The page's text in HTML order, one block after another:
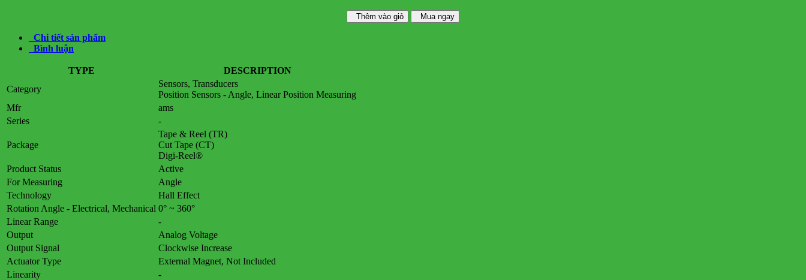
Thêm vào giỏ Mua ngay
Chi tiết sản phẩm
Bình luận
TYPE
DESCRIPTION
Category
Sensors, Transducers
Position Sensors - Angle, Linear Position Measuring
Mfr
ams
Series
-
Package
Tape & Reel (TR)
Cut Tape (CT)
Digi-Reel®
Product Status
Active
For Measuring
Angle
Technology
Hall Effect
Rotation Angle - Electrical, Mechanical 0° ~ 360°
Linear Range
-
Output
Analog Voltage
Output Signal
Clockwise Increase
Actuator Type
External Magnet, Not Included
Linearity
-